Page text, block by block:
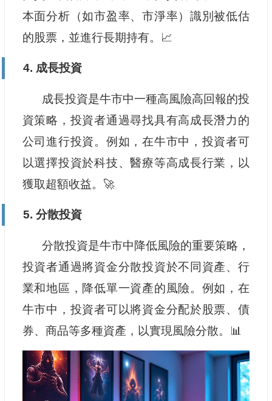
本面分析（如市盈率、市淨率）識別被低估
的股票，並進行長期持有。📈
4. 成長投資
成長投資是牛市中一種高風險高回報的投
資策略，投資者通過尋找具有高成長潛力的
公司進行投資。例如，在牛市中，投資者可
以選擇投資於科技、醫療等高成長行業，以
獲取超額收益。🚀
5. 分散投資
分散投資是牛市中降低風險的重要策略，
投資者通過將資金分散投資於不同資產、行
業和地區，降低單一資產的風險。例如，在
牛市中，投資者可以將資金分配於股票、債
券、商品等多種資產，以實現風險分散。📊